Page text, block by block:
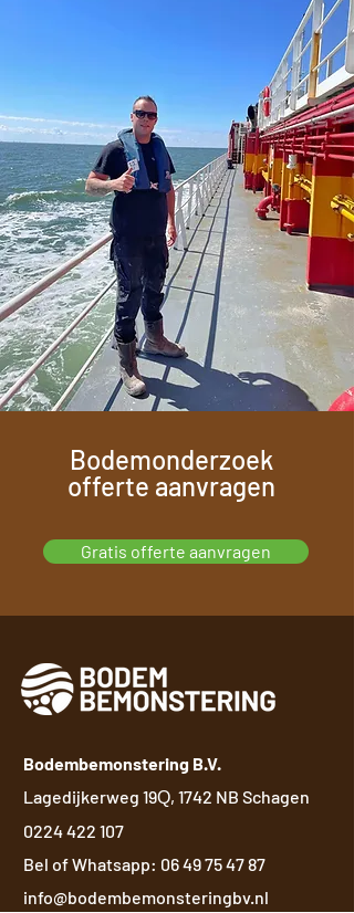
Bodemonderzoek
offerte aanvragen
Gratis offerte aanvragen
Bodembemonstering B.V.
Lagedijkerweg 19Q, 1742 NB Schagen
0224 422 107
Bel of Whatsapp: 06 49 75 47 87
info@bodembemonsteringbv.nl